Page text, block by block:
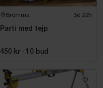
Bromma 3d 22h
Parti med tejp
450 kr · 10 bud